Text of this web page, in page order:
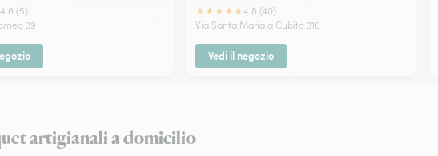
4.6 (5)
39
★★★★★4.8 (40)
Via Santa Maria a Cubito 316
Vedi il negozio
artigianali a domicilio